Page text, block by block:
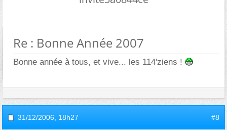
Re : Bonne Année 2007
Bonne année à tous, et vive... les 114'ziens !
31/12/2006, 18h27 #8